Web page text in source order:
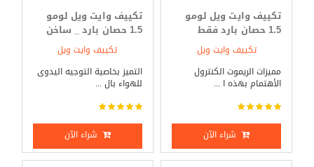
تكييف وايت ويل لومو
1.5 حصان بارد فقط
تكييف وايت ويل
مميزات الريموت الكنترول
الأهتمام بهذه ا ...
شراء الآن
تكييف وايت ويل لومو
1.5 حصان بارد _ ساخن
تكييف وايت ويل
التميز بخاصية التوجيه اليدوى
للهواء بال ...
شراء الآن